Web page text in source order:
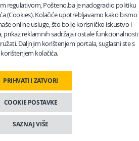
od prosječnih za to doba godine.
Naročito svježije u odnosu na
Hercegovine prognoziraju se oko 82
.
regulativom, Pošteno.ba je nadogradio politiku
(Cookies). Kolačiće upotrebljavamo kako bismo
online usluge, što bolje korisničko iskustvo i
reklamnih sadržaja i ostale funkcionalnosti
Daljnjim korištenjem portala, suglasni ste s
korištenjem kolačića.
PRIHVATI I ZATVORI
COOKIE POSTAVKE
SAZNAJ VIŠE